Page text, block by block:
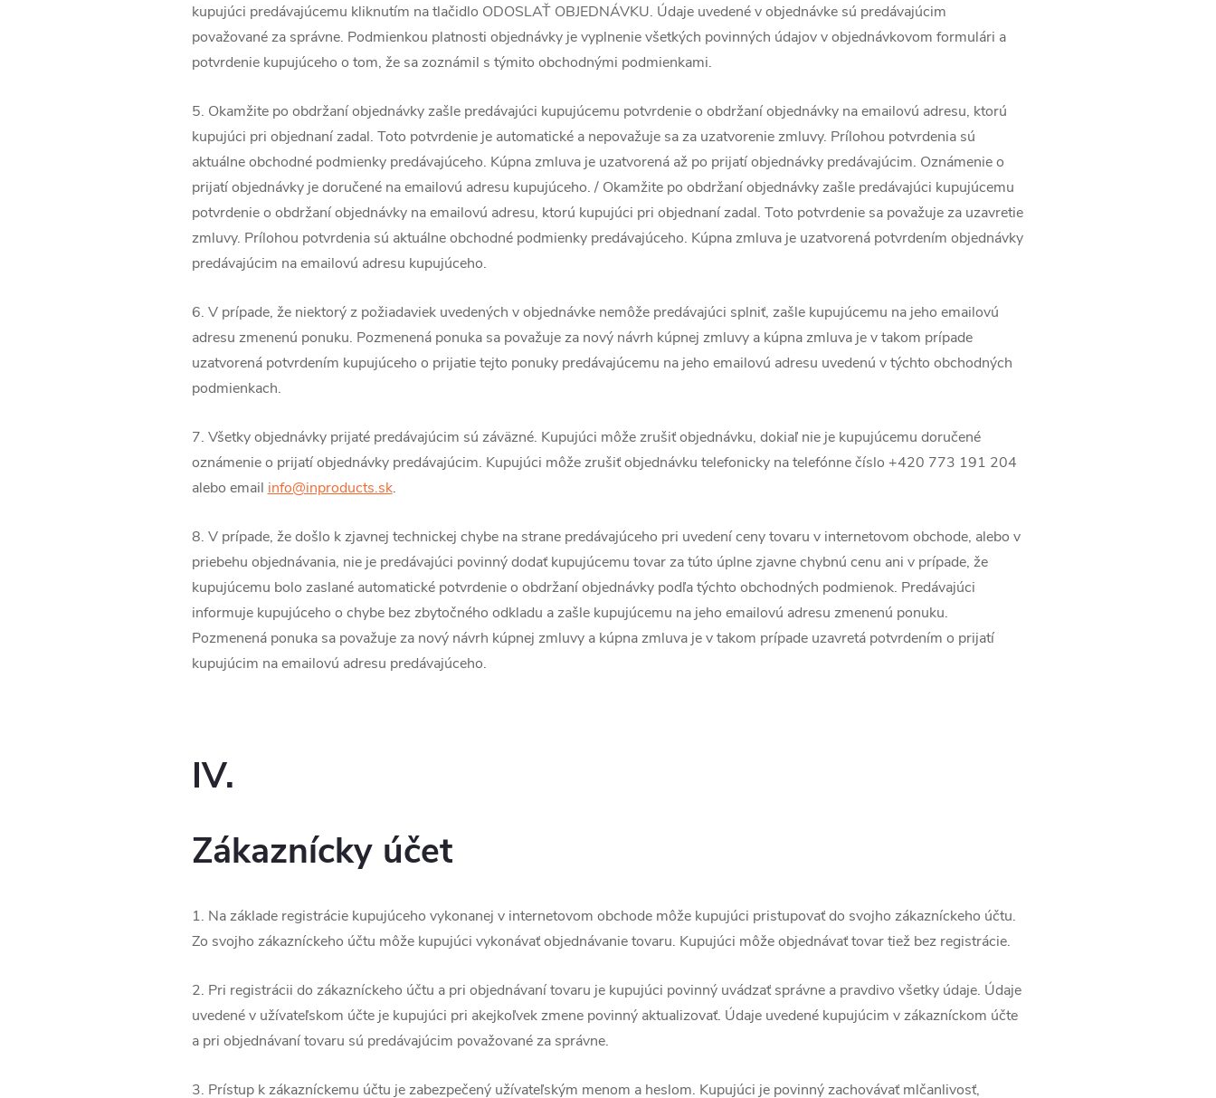
kupujúci predávajúcemu kliknutím na tlačidlo ODOSLAŤ OBJEDNÁVKU. Údaje uvedené v objednávke sú predávajúcim
považované za správne. Podmienkou platnosti objednávky je vyplnenie všetkých povinných údajov v objednávkovom formulári a
potvrdenie kupujúceho o tom, že sa zoznámil s týmito obchodnými podmienkami.
5. Okamžite po obdržaní objednávky zašle predávajúci kupujúcemu potvrdenie o obdržaní objednávky na emailovú adresu, ktorú
kupujúci pri objednaní zadal. Toto potvrdenie je automatické a nepovažuje sa za uzatvorenie zmluvy. Prílohou potvrdenia sú
aktuálne obchodné podmienky predávajúceho. Kúpna zmluva je uzatvorená až po prijatí objednávky predávajúcim. Oznámenie o
prijatí objednávky je doručené na emailovú adresu kupujúceho. / Okamžite po obdržaní objednávky zašle predávajúci kupujúcemu
potvrdenie o obdržaní objednávky na emailovú adresu, ktorú kupujúci pri objednaní zadal. Toto potvrdenie sa považuje za uzavretie
zmluvy. Prílohou potvrdenia sú aktuálne obchodné podmienky predávajúceho. Kúpna zmluva je uzatvorená potvrdením objednávky
predávajúcim na emailovú adresu kupujúceho.
6. V prípade, že niektorý z požiadaviek uvedených v objednávke nemôže predávajúci splniť, zašle kupujúcemu na jeho emailovú
adresu zmenenú ponuku. Pozmenená ponuka sa považuje za nový návrh kúpnej zmluvy a kúpna zmluva je v takom prípade
uzatvorená potvrdením kupujúceho o prijatie tejto ponuky predávajúcemu na jeho emailovú adresu uvedenú v týchto obchodných
podmienkach.
7. Všetky objednávky prijaté predávajúcim sú záväzné. Kupujúci môže zrušiť objednávku, dokiaľ nie je kupujúcemu doručené
oznámenie o prijatíobjednávky predávajúcim. Kupujúci môže zrušiť objednávku telefonicky na telefónne číslo +420 773 191 204
alebo email info@inproducts.sk.
8. V prípade, že došlo k zjavnej technickej chybe na strane predávajúceho pri uvedení ceny tovaru v internetovom obchode, alebo v
priebehu objednávania, nie je predávajúci povinný dodať kupujúcemu tovar za túto úplne zjavne chybnú cenu ani v prípade, že
kupujúcemu bolo zaslané automatické potvrdenie o obdržaní objednávky podľa týchto obchodných podmienok. Predávajúci
informuje kupujúceho o chybe bez zbytočného odkladu a zašle kupujúcemu na jeho emailovú adresu zmenenú ponuku.
Pozmenená ponuka sa považuje za nový návrh kúpnej zmluvy a kúpna zmluva je v takom prípade uzavretá potvrdením o prijatí
kupujúcim na emailovú adresu predávajúceho.
IV.
Zákaznícky účet
1. Na základe registrácie kupujúceho vykonanej v internetovom obchode môže kupujúci pristupovať do svojho zákazníckeho účtu.
Zo svojho zákazníckeho účtu môže kupujúci vykonávať objednávanie tovaru. Kupujúci môže objednávať tovar tiež bez registrácie.
2. Pri registrácii do zákazníckeho účtu a pri objednávaní tovaru je kupujúci povinný uvádzať správne a pravdivo všetky údaje. Údaje
uvedené v užívateľskom účte je kupujúci pri akejkoľvek zmene povinný aktualizovať. Údaje uvedené kupujúcim v zákazníckom účte
a pri objednávaní tovaru sú predávajúcim považované za správne.
3. Prístup k zákazníckemu účtu je zabezpečený užívateľským menom a heslom. Kupujúci je povinný zachovávať mlčanlivosť,